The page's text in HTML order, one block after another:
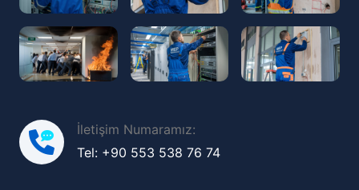
İletişim Numaramız:
Tel: +90 553 538 76 74